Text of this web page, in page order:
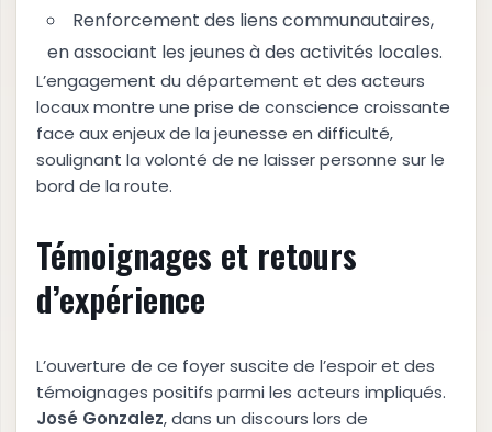
Renforcement des liens communautaires,
en associant les jeunes à des activités locales.
L’engagement du département et des acteurs
locaux montre une prise de conscience croissante
face aux enjeux de la jeunesse en difficulté,
soulignant la volonté de ne laisser personne sur le
bord de la route.
Témoignages et retours
d’expérience
L’ouverture de ce foyer suscite de l’espoir et des
témoignages positifs parmi les acteurs impliqués.
José Gonzalez, dans un discours lors de